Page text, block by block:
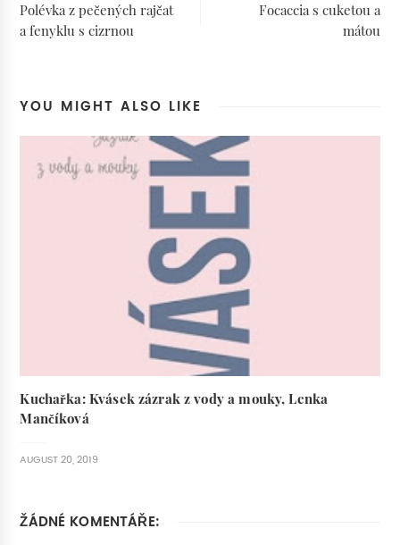
Polévka z pečených rajčat
a fenyklu s cizrnou
Focaccia s cuketou a
mátou
YOU MIGHT ALSO LIKE
Kuchařka: Kvásek zázrak z vody a mouky, Lenka
Mančíková
AUGUST 20, 2019
ŽÁDNÉ KOMENTÁŘE: